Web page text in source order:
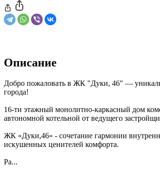
Описание
Добро пожаловать в ЖК "Дуки, 46" —
города!
16-ти этажный монолитно-каркасный дом
автономной котельной от ведущего
ЖК «Дуки,46» - сочетание гармонии
искушенных ценителей комфорта.
Ра...